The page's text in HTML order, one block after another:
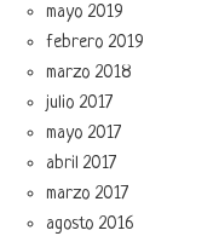
mayo 2019
febrero 2019
marzo 2018
julio 2017
mayo 2017
abril 2017
marzo 2017
agosto 2016